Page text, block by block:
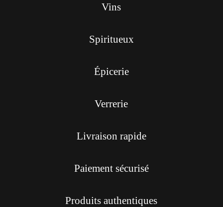
Vins
Spiritueux
Épicerie
Verrerie
Livraison rapide
Paiement sécurisé
Produits authentiques